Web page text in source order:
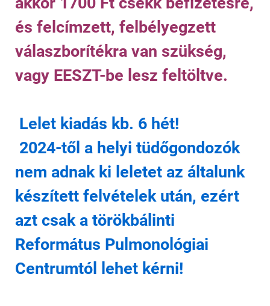
és felcímzett, felbélyegzett
válaszborítékra van szükség,
vagy EESZT-be lesz feltöltve.
Lelet kiadás kb. 6 hét!
2024-től a helyi tüdőgondozók
nem adnak ki leletet az általunk
készített felvételek után, ezért
azt csak a törökbálinti
Református Pulmonológiai
Centrumtól lehet kérni!